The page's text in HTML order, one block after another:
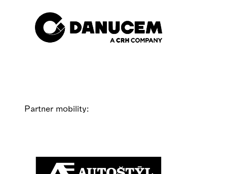
Partner mobility: